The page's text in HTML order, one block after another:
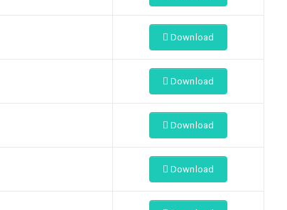
Download
Download
Download
Download